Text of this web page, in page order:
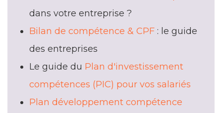
dans votre entreprise ?
Bilan de compétence & CPF : le guide
des entreprises
Le guide du Plan d'investissement
compétences (PIC) pour vos salariés
Plan développement compétence